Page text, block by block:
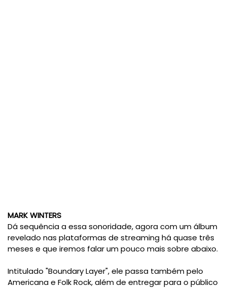
MARK WINTERS
Dá sequência a essa sonoridade, agora com um álbum
revelado nas plataformas de streaming há quase três
meses e que iremos falar um pouco mais sobre abaixo.
Intitulado "Boundary Layer", ele passa também pelo
Americana e Folk Rock, além de entregar para o público